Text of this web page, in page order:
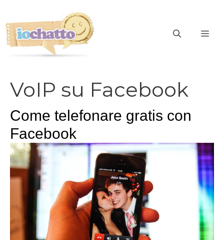
contenuto
VoIP su Facebook
Come telefonare gratis con
Facebook